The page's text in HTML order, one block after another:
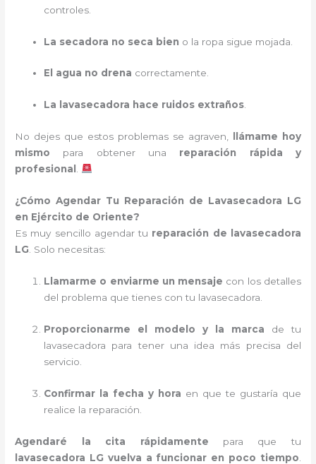
controles.
La secadora no seca bien o la ropa sigue mojada.
El agua no drena correctamente.
La lavasecadora hace ruidos extraños.
No dejes que estos problemas se agraven,
llámame hoy
mismo para obtener una reparación rápida y
profesional
¿Cómo Agendar Tu Reparación de Lavasecadora LG
en Ejército de Oriente?
Es muy sencillo agendar tu reparación de lavasecadora
LG . Solo necesitas:
Llamarme o enviarme un mensaje con los detalles
del problema que tienes con tu lavasecadora.
Proporcionarme el modelo y la marca de tu
lavasecadora para tener una idea más precisa del
servicio.
Confirmar la fecha y hora en que te gustaría que
realice la reparación.
Agendaré la cita rápidamente para que tu
lavasecadora LG vuelva a funcionar en poco tiempo